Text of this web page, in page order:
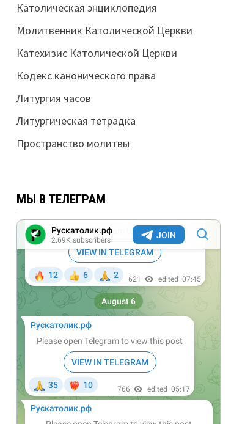
Католическая энциклопедия
Молитвенник Католической Церкви
Катехизис Католической Церкви
Кодекс канонического права
Литургия часов
Литургическая тетрадка
Пространство молитвы
МЫ В ТЕЛЕГРАМ